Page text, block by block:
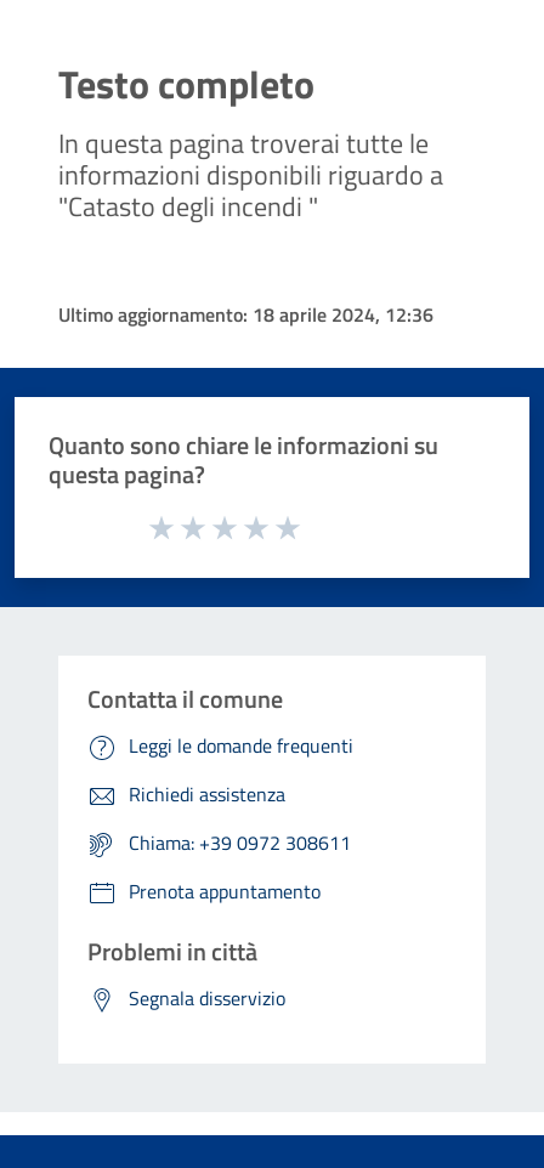
Testo completo
In questa pagina troverai tutte le
informazioni disponibili riguardo a
"Catasto degli incendi "
Ultimo aggiornamento: 18 aprile 2024, 12:36
Quanto sono chiare le informazioni su
questa pagina?
Valuta da 1 a 5 stelle la pagina
Contatta il comune
Leggi le domande frequenti
Richiedi assistenza
Chiama: +39 0972 308611
Prenota appuntamento
Problemi in città
Segnala disservizio